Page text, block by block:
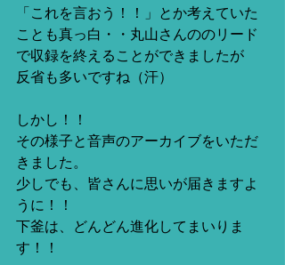
「これを言おう！！」とか考えていた
ことも真っ白・・丸山さんののリード
で収録を終えることができましたが
反省も多いですね（汗）
しかし！！
その様子と音声のアーカイブをいただ
きました。
少しでも、皆さんに思いが届きますよ
うに！！
下釜は、どんどん進化してまいりま
す！！